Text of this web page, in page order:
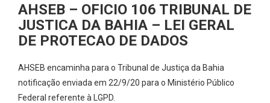
AHSEB – OFICIO 106 TRIBUNAL DE
JUSTICA DA BAHIA – LEI GERAL
DE PROTECAO DE DADOS
AHSEB encaminha para o Tribunal de Justiça da Bahia
notificação enviada em 22/9/20 para o Ministério Público
Federal referente à LGPD.